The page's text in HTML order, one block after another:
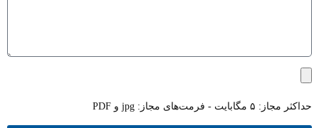
حداکثر مجاز: ۵ مگابایت - فرمت‌های مجاز: jpg و PDF